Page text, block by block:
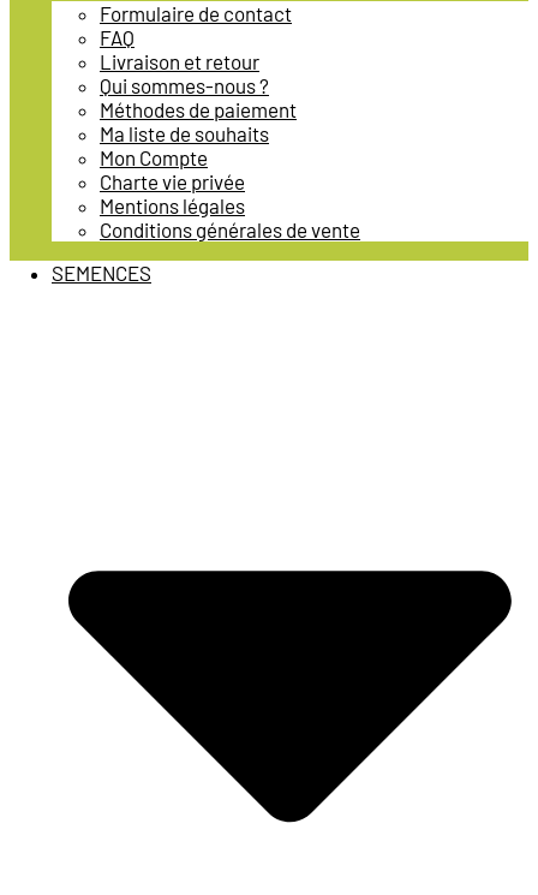
Formulaire de contact
FAQ
Livraison et retour
Qui sommes-nous ?
Méthodes de paiement
Ma liste de souhaits
Mon Compte
Charte vie privée
Mentions légales
Conditions générales de vente
SEMENCES